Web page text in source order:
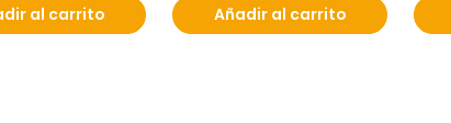
al carrito Añadir al carrito